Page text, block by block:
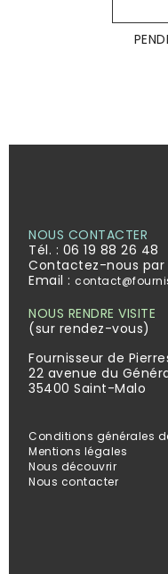
NOUS CONTACTER
Tél. : 06 19 88 26 48
Contactez-nous par
Email :
NOUS RENDRE VISITE
(sur rendez-vous)
Fournisseur de
22 avenue du
35400 Saint-Malo
Conditions générales
Mentions légales
Nous découvrir
Nous contacter